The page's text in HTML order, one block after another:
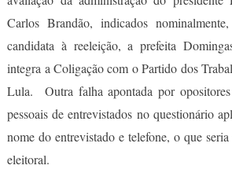
Carlos Brandão, indicados
candidata à reeleição, a prefeita
integra a Coligação com o Partido dos
Lula. Outra falha apontada por
pessoais de entrevistados no questionário
nome do entrevistado e telefone, o que
eleitoral.